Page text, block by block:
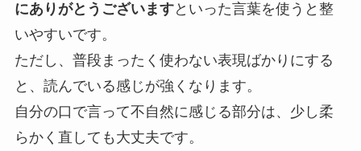
にありがとうございますといった言葉を使うと整
いやすいです。
ただし、普段まったく使わない表現ばかりにする
と、読んでいる感じが強くなります。
自分の口で言って不自然に感じる部分は、少し柔
らかく直しても大丈夫です。